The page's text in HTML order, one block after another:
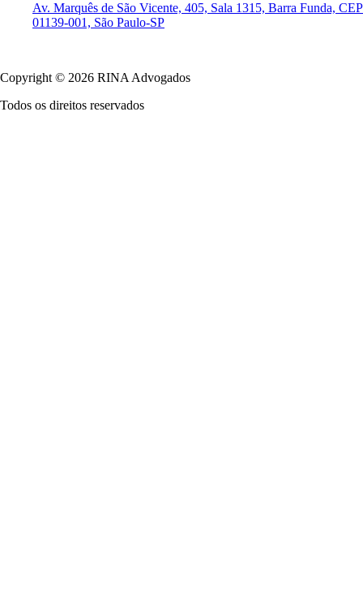
Av. Marquês de São Vicente, 405, Sala 1315, Barra Funda, CEP
01139-001, São Paulo-SP
Copyright © 2026 RINA Advogados
Todos os direitos reservados